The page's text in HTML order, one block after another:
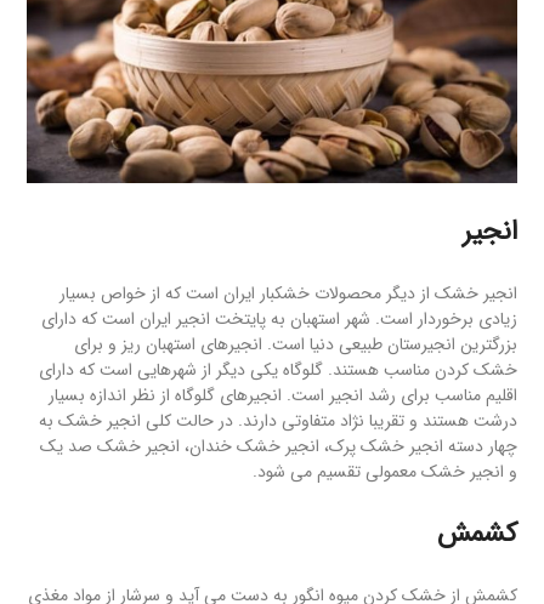
انجیر
انجیر خشک از دیگر محصولات خشکبار ایران است که از خواص بسیار
زیادی برخوردار است. شهر استهبان به پایتخت انجیر ایران است که دارای
بزرگترین انجیرستان طبیعی دنیا است. انجیرهای استهبان ریز و برای
خشک کردن مناسب هستند. گلوگاه یکی دیگر از شهرهایی است که دارای
اقلیم مناسب برای رشد انجیر است. انجیرهای گلوگاه از نظر اندازه بسیار
درشت هستند و تقریبا نژاد متفاوتی دارند. در حالت کلی انجیر خشک به
چهار دسته انجیر خشک پرک، انجیر خشک خندان، انجیر خشک صد یک
و انجیر خشک معمولی تقسیم می شود.
کشمش
کشمش از خشک کردن میوه انگور به دست می آید و سرشار از مواد مغذی